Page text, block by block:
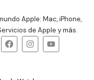
Apple: Mac, iPhone,
de Apple y más.